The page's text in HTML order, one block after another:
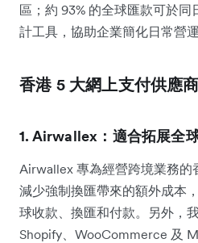
區；約 93% 的全球匯款可於
計工具，協助企業簡化日常營運
香港 5 大網上支付供應
1. Airwallex：適合拓展全
Airwallex 專為經營跨境業務的
減少強制換匯帶來的額外成本
球收款、換匯和付款。另外，
Shopify、WooCommerce 及